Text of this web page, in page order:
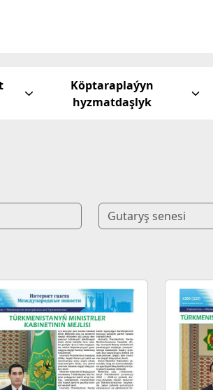
Köptaraplaýyn
hyzmatdaşlyk